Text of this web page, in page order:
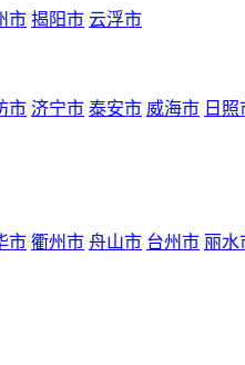
市 揭阳市 云浮市
市 济宁市 泰安市 威海市 日照
市 衢州市 舟山市 台州市 丽水